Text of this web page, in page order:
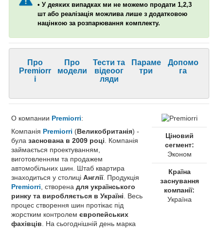
• У деяких випадках ми не можемо продати 1,2,3
шт або реалізація можлива лише з додатковою
націнкою за розпарювання комплекту.
Про
Premiorr
i
Про
модели
Тести та
відеоог
ляди
Параме
три
Допомо
га
О компании Premiorri:
Компанія Premiorri (Великобританія) -
була заснована в 2009 році . Компанія
займається проектуванням,
виготовленням та продажем
автомобільних шин. Штаб квартира
знаходиться у столиці Англії. Продукція
Premiorri , створена для українського
ринку та виробляється в Україні . Весь
процес створення шин протікає під
жорстким контролем європейських
фахівців . На сьогоднішній день марка
Ціновий
сегмент:
Эконом
Країна
заснування
компанії:
Україна